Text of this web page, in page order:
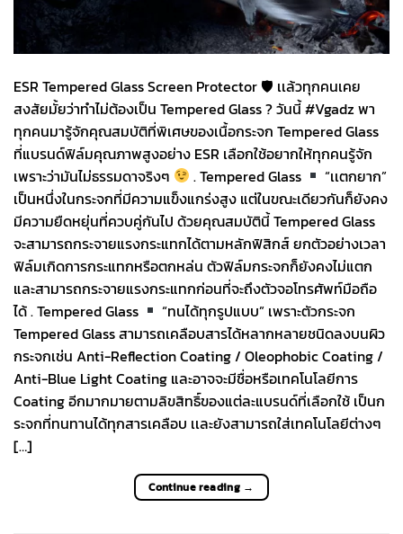
ESR Tempered Glass Screen Protector 🛡 เเล้วทุกคนเคย
สงสัยมั้ยว่าทำไม่ต้องเป็น Tempered Glass ? วันนี้ #Vgadz พา
ทุกคนมารู้จักคุณสมบัติที่พิเศษของเนื้อกระจก Tempered Glass
ที่แบรนด์ฟิล์มคุณภาพสูงอย่าง ESR เลือกใช้อยากให้ทุกคนรู้จัก
เพราะว่ามันไม่ธรรมดาจริงๆ
. Tempered Glass
“เเตกยาก”
เป็นหนึ่งในกระจกที่มีความแข็งแกร่งสูง แต่ในขณะเดียวกันก็ยังคง
มีความยืดหยุ่นที่ควบคู่กันไป ด้วยคุณสมบัตินี้ Tempered Glass
จะสามารถกระจายแรงกระแทกได้ตามหลักฟิสิกส์ ยกตัวอย่างเวลา
ฟิล์มเกิดการกระแทกหรือตกหล่น ตัวฟิล์มกระจกก็ยังคงไม่แตก
และสามารถกระจายแรงกระแทกก่อนที่จะถึงตัวจอโทรศัพท์มือถือ
ได้ . Tempered Glass
“ทนได้ทุกรูปแบบ” เพราะตัวกระจก
Tempered Glass สามารถเคลือบสารได้หลากหลายชนิดลงบนผิว
กระจกเช่น Anti-Reflection Coating / Oleophobic Coating /
Anti-Blue Light Coating และอาจจะมีชื่อหรือเทคโนโลยีการ
Coating อีกมากมายตามลิขสิทธิ์ของแต่ละแบรนด์ที่เลือกใช้ เป็นก
ระจกที่ทนทานได้ทุกสารเคลือบ เเละยังสามารถใส่เทคโนโลยีต่างๆ
[…]
Continue reading →